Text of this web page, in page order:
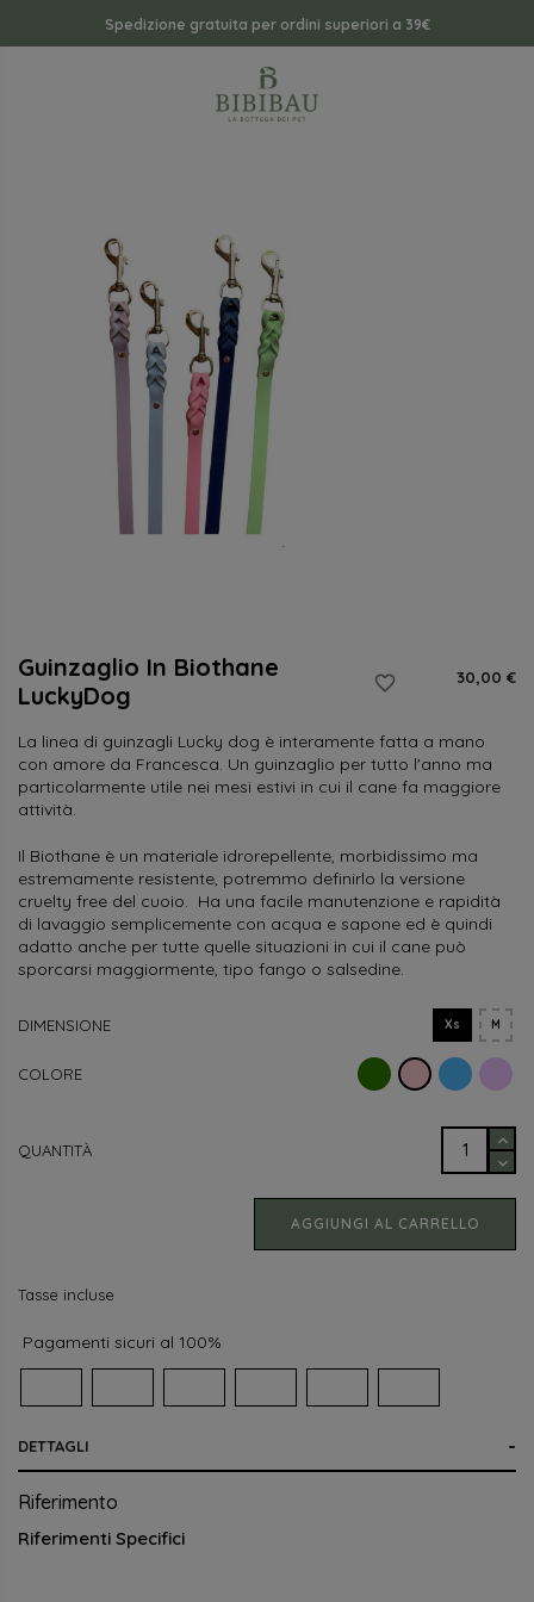
Spedizione gratuita per ordini superiori a 39€
Guinzaglio In Biothane
LuckyDog
favorite_border 30,00 €
La linea di guinzagli Lucky dog è interamente fatta a mano
con amore da Francesca. Un guinzaglio per tutto l'anno ma
particolarmente utile nei mesi estivi in cui il cane fa maggiore
attività.
Il Biothane è un materiale idrorepellente, morbidissimo ma
estremamente resistente, potremmo definirlo la versione
cruelty free del cuoio. Ha una facile manutenzione e rapidità
di lavaggio semplicemente con acqua e sapone ed è quindi
adatto anche per tutte quelle situazioni in cui il cane può
sporcarsi maggiormente, tipo fango o salsedine.
DIMENSIONE Xs M
COLORE VerdeRosaAzzurro
QUANTITÀ
AGGIUNGI AL CARRELLO
Tasse incluse
Pagamenti sicuri al 100%
DETTAGLI
Riferimento
Riferimenti Specifici